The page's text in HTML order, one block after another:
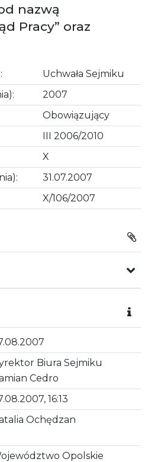
nazwą
Pracy” oraz
Uchwała Sejmiku
2007
Obowiązujący
III 2006/2010
X
31.07.2007
X/106/2007
Biura Sejmiku
Cedro
16:13
Ochędzan
Opolskie